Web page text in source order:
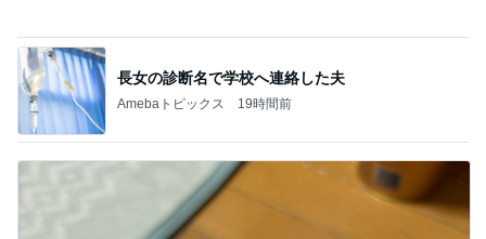
営業マンに渡したお礼とダサい後悔
Amebaトピックス 1日前
記事を読む